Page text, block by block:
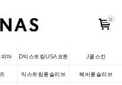
0
마 D익스트림USA코튼 J쿨스킨
익스트림롱슬리브 헤비롱슬리브